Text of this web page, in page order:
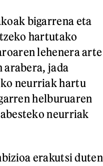
bigarrena eta
hartutako
lehenera arte
arabera, jada
neurriak hartu
helburuaren
neurriak
erakutsi duten